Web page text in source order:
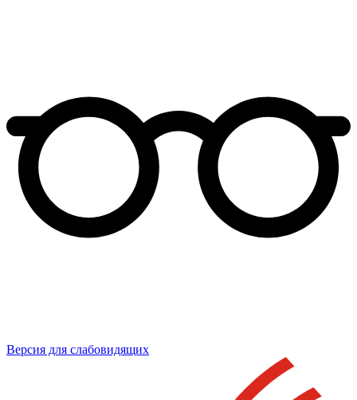
Версия для слабовидящих